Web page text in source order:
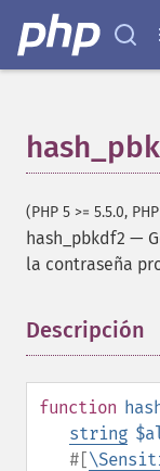
(PHP 5 >= 5.5.0,
hash_pbkdf2 —
la contraseña
Descripción
function
string
#[